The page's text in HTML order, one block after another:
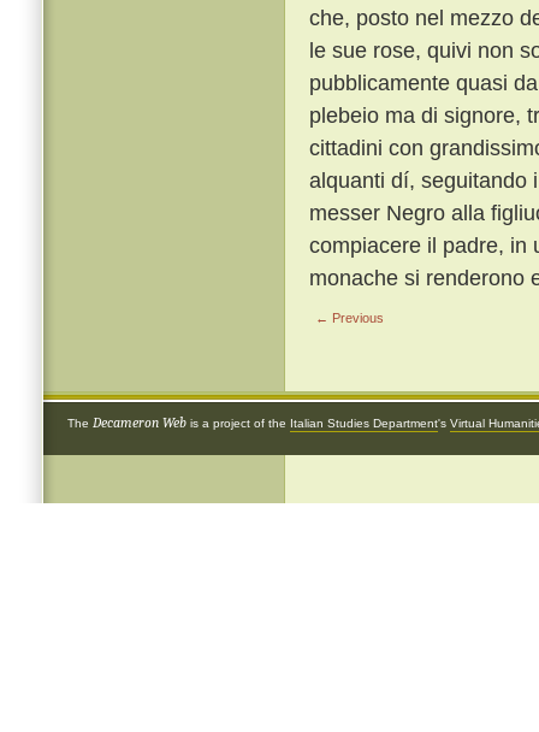
che, posto nel mezzo
le sue rose, quivi non
pubblicamente quasi
plebeio ma di signore,
cittadini con
alquanti dí, seguitando
messer Negro alla
compiacere il padre, in
monache si renderono
← Previous
The Decameron Web is a project of the Italian Studies Department's Virtual